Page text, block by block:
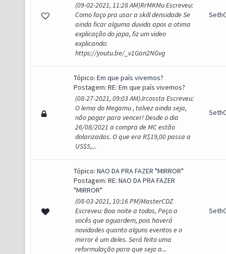
(09-02-2021, 11:28 AM)RrMKMu Escreveu:
Como faço pra usar a skill densidade Se
ainda ficar alguma duvida apos a otima
explicação do japa, fiz um video
explicando:
https://youtu.be/_v1Gan2NGvg
Tópico: Em que país vivemos?
Postagem: RE: Em que país vivemos?
(08-27-2021, 09:03 AM)Jrcossta Escreveu:
O lema do Megamu , talvez ainda seja,
não pagar para vencer! Desde o dia
26/08/2021 a compra de MC estão
dolarizadas. O que era R$19,00 passa a
US$5,...
Tópico: NAO DA PRA FAZER "MIRROR"
Postagem: RE: NAO DA PRA FAZER
"MIRROR"
(08-03-2021, 10:16 PM)MasterCDZ
Escreveu: Boa noite a todos, Peço a
vocês que aguardem, pois haverá
novidades quanto alguns eventos e o
mirror é um deles. Será feito uma
reformulação para que seja a...